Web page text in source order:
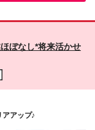
円／月 中には資
ぼなし*将来活かせ
アップ♪